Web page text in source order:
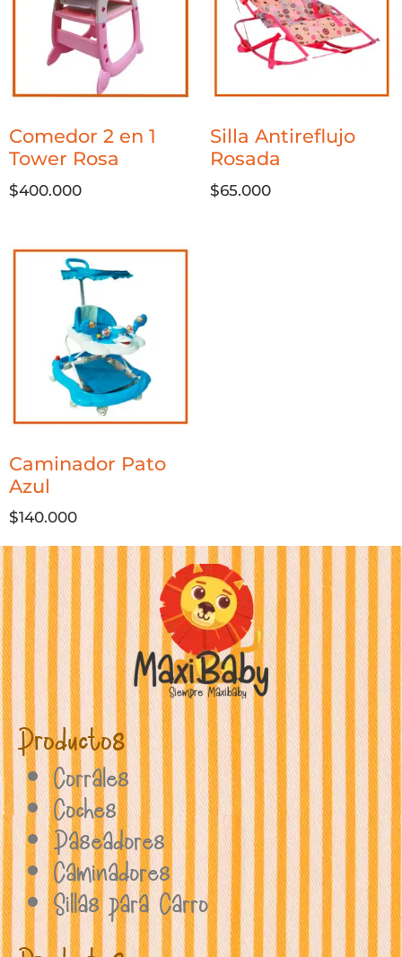
Comedor 2 en 1
Tower Rosa
$400.000
Silla Antireflujo
Rosada
$65.000
Caminador Pato
Azul
$140.000
Productos
Corrales
Coches
Paseadores
Caminadores
Sillas para Carro